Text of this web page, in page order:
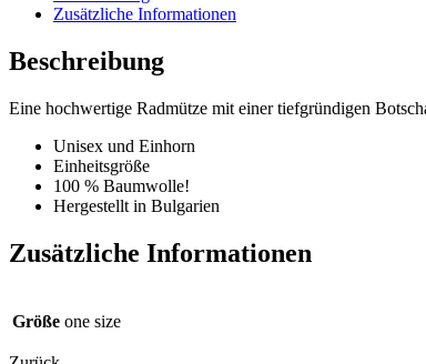
PEACES
Menge
Zusätzliche Informationen
Beschreibung
Eine hochwertige Radmütze mit einer tiefgründigen
Unisex und Einhorn
Einheitsgröße
100 % Baumwolle!
Hergestellt in Bulgarien
Zusätzliche Informationen
Größe one size